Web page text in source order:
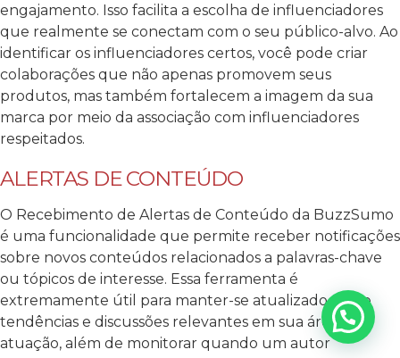
engajamento. Isso facilita a escolha de influenciadores
que realmente se conectam com o seu público-alvo. Ao
identificar os influenciadores certos, você pode criar
colaborações que não apenas promovem seus
produtos, mas também fortalecem a imagem da sua
marca por meio da associação com influenciadores
respeitados.
ALERTAS DE CONTEÚDO
O Recebimento de Alertas de Conteúdo da BuzzSumo
é uma funcionalidade que permite receber notificações
sobre novos conteúdos relacionados a palavras-chave
ou tópicos de interesse. Essa ferramenta é
extremamente útil para manter-se atualizado sobre
tendências e discussões relevantes em sua área de
atuação, além de monitorar quando um autor